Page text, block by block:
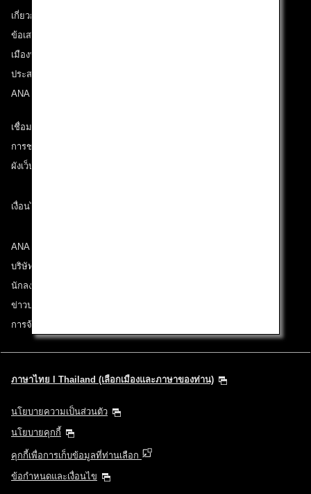
เกี่ยวกับ ANA
ข้อเสนอและประกาศ
เมืองที่เราเดินทางไป
ประสบการณ์ ANA
ANA Mileage Club
เชื่อมต่อกับ ANA
การช่วยเหลือด้านเทคนิค (ความสามารถในการเข้าถึง)
ผังเว็บไซต์
เงื่อนไขการขนส่ง
ANA Group
บริษัทในเครือ
นักลงทุนสัมพันธ์
ข่าวประชาสัมพันธ์
การจ้างงาน
ภาษาไทย l Thailand (เลือกเมืองและภาษาของท่าน)
นโยบายความเป็นส่วนตัว
นโยบายคุกกี้
คุกกี้เพื่อการเก็บข้อมูลที่ท่านเลือก
ข้อกำหนดและเงื่อนไข